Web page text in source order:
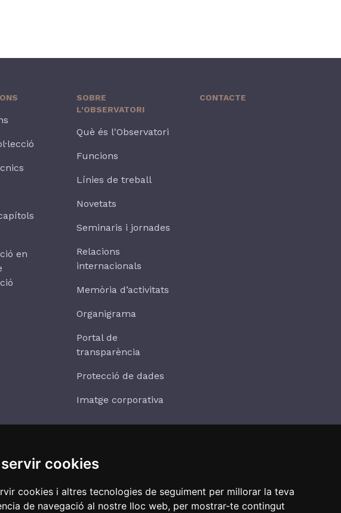
servir cookies
cookies i altres tecnologies de seguiment per millorar la teva
de navegació al nostre lloc web, per mostrar-te contingut
en
SOBRE
L'OBSERVATORI
Què és l'Observatori
Funcions
Línies de treball
Novetats
Seminaris i jornades
Relacions
internacionals
Memòria d’activitats
Organigrama
Portal de
transparència
Protecció de dades
Imatge corporativa
CONTACTE